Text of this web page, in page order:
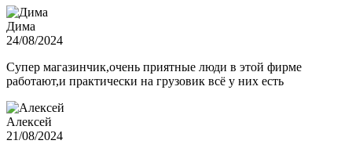
Дима
24/08/2024
Супер магазинчик,очень приятные люди в этой фирме
работают,и практически на грузовик всё у них есть
Алексей
21/08/2024